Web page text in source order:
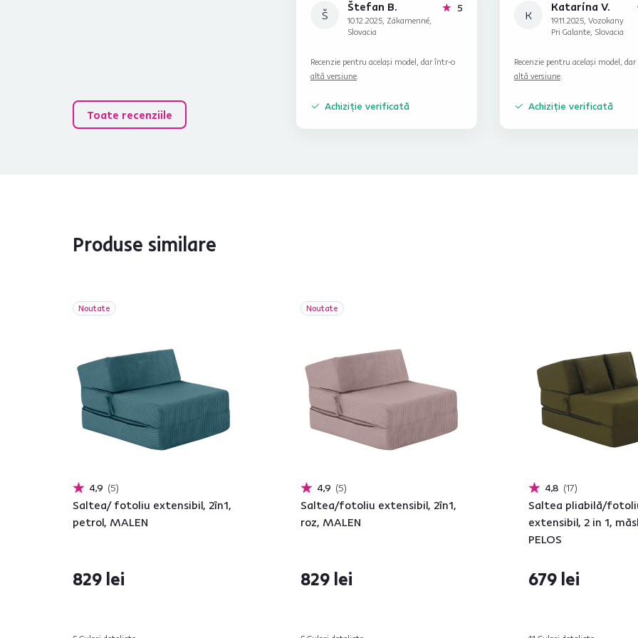
Toate recenziile
Š
Štefan B.
10.12.2025, Zákamenné,
Slovacia
5stele
Recenzie pentru același model, dar într-o
altă versiune.
Achiziție verificată
K
Katarína V.
19.11.2025, Vozokany
Pri Galante, Slovacia
Recenzie pentru același model,
altă versiune.
Achiziție verificată
Produse similare
Noutate
4,9 5
Saltea/ fotoliu extensibil, 2în1,
petrol, MALEN
829 lei
Noutate
4,9 5
Saltea/fotoliu extensibil, 2în1,
roz, MALEN
829 lei
4,8 17
Saltea pliabilă/
extensibil, 2 in 1,
PELOS
679 lei